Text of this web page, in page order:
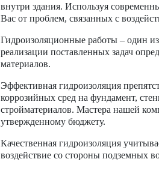
внутри здания. Используя
Вас от проблем, связанных с
Гидроизоляционные работы – один
реализации поставленных задач
материалов.
Эффективная гидроизоляция
коррозийных сред на фундамент,
стройматериалов. Мастера нашей
утвержденному бюджету.
Качественная гидроизоляция
воздействие со стороны подземных